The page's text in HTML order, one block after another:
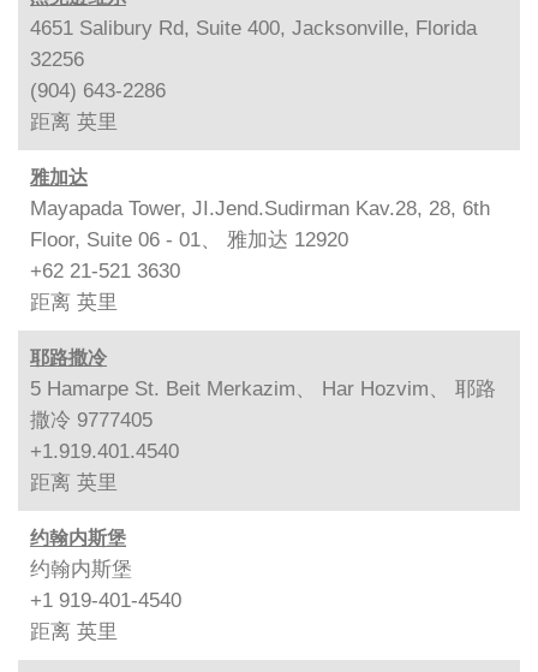
4651 Salibury Rd, Suite 400, Jacksonville, Florida
32256
(904) 643-2286
距离 英里
雅加达
Mayapada Tower, JI.Jend.Sudirman Kav.28, 28, 6th
Floor, Suite 06 - 01、 雅加达 12920
+62 21-521 3630
距离 英里
耶路撒冷
5 Hamarpe St. Beit Merkazim、 Har Hozvim、 耶路
撒冷 9777405
+1.919.401.4540
距离 英里
约翰内斯堡
约翰内斯堡
+1 919-401-4540
距离 英里